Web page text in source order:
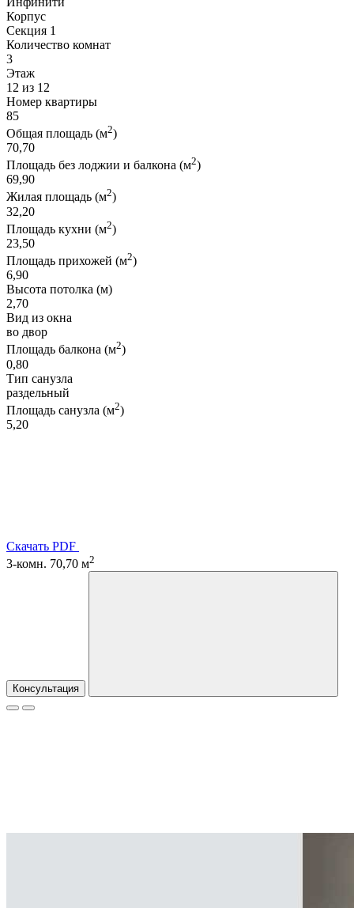
Корпус
Секция 1
Количество комнат
3
Этаж
12 из 12
Номер квартиры
85
Общая площадь (м2)
70,70
Площадь без лоджии и балкона (м2)
69,90
Жилая площадь (м2)
32,20
Площадь кухни (м2)
23,50
Площадь прихожей (м2)
6,90
Высота потолка (м)
2,70
Вид из окна
во двор
Площадь балкона (м2)
0,80
Тип санузла
раздельный
Площадь санузла (м2)
5,20
Скачать PDF
3-комн. 70,70 м2
Консультация